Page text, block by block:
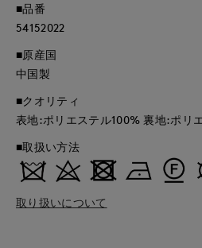
■品番
54152022
■原産国
中国製
■クオリティ
表地:ポリエステル100% 裏地:ポリ
■取扱い方法
取り扱いについて